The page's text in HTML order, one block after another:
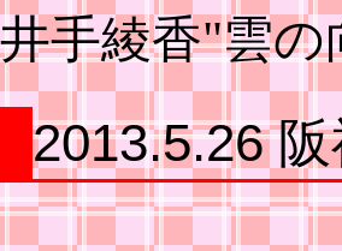
井手綾香"雲の
2013.5.26